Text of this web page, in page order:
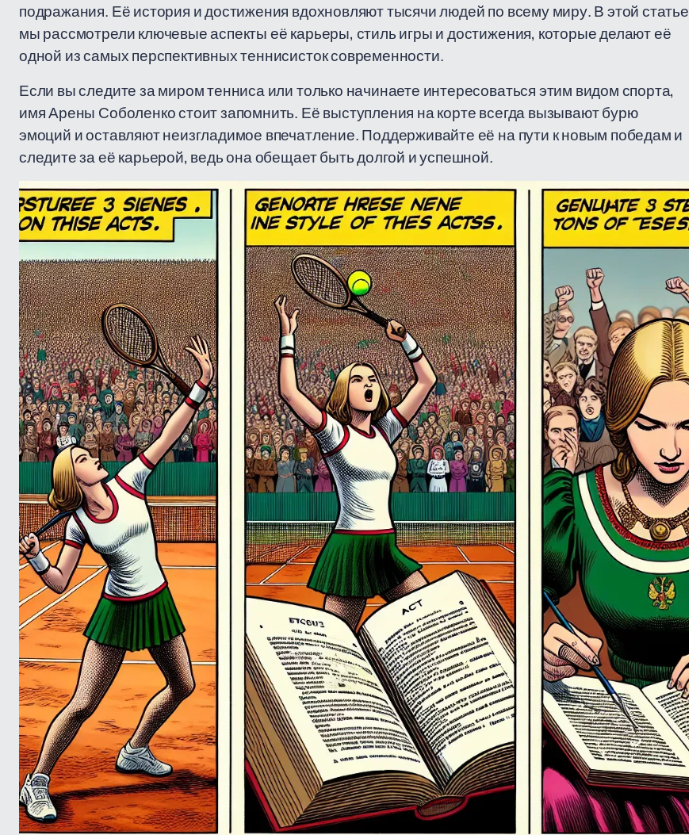
подражания. Её история и достижения вдохновляют тысячи людей по всему миру. В этой статье
мы рассмотрели ключевые аспекты её карьеры, стиль игры и достижения, которые делают её
одной из самых перспективных теннисисток современности.
Если вы следите за миром тенниса или только начинаете интересоваться этим видом спорта,
имя Арены Соболенко стоит запомнить. Её выступления на корте всегда вызывают бурю
эмоций и оставляют неизгладимое впечатление. Поддерживайте её на пути к новым победам и
следите за её карьерой, ведь она обещает быть долгой и успешной.